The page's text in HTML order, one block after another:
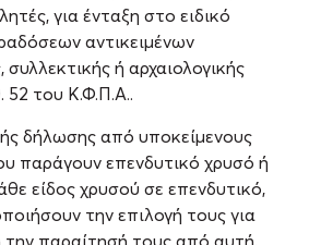
για ένταξη στο ειδικό
αντικειμένων
συλλεκτικής ή αρχαιολογικής
52 του Κ.Φ.Π.Α..
δήλωσης από υποκείμενους
παράγουν επενδυτικό χρυσό ή
είδος χρυσού σε επενδυτικό,
την επιλογή τους για
παραίτησή τους από αυτή.